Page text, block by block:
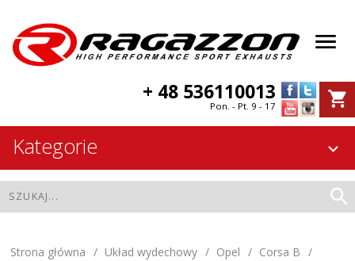
+ 48 536110013
Pon. - Pt. 9 - 17
Kategorie
Strona główna Układ wydechowy Opel
Corsa B